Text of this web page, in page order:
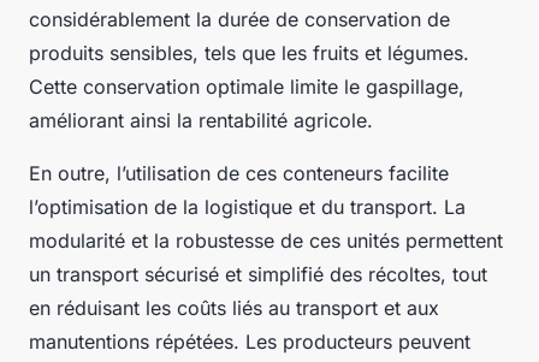
considérablement la durée de conservation de
produits sensibles, tels que les fruits et légumes.
Cette conservation optimale limite le gaspillage,
améliorant ainsi la rentabilité agricole.
En outre, l’utilisation de ces conteneurs facilite
l’optimisation de la logistique et du transport. La
modularité et la robustesse de ces unités permettent
un transport sécurisé et simplifié des récoltes, tout
en réduisant les coûts liés au transport et aux
manutentions répétées. Les producteurs peuvent